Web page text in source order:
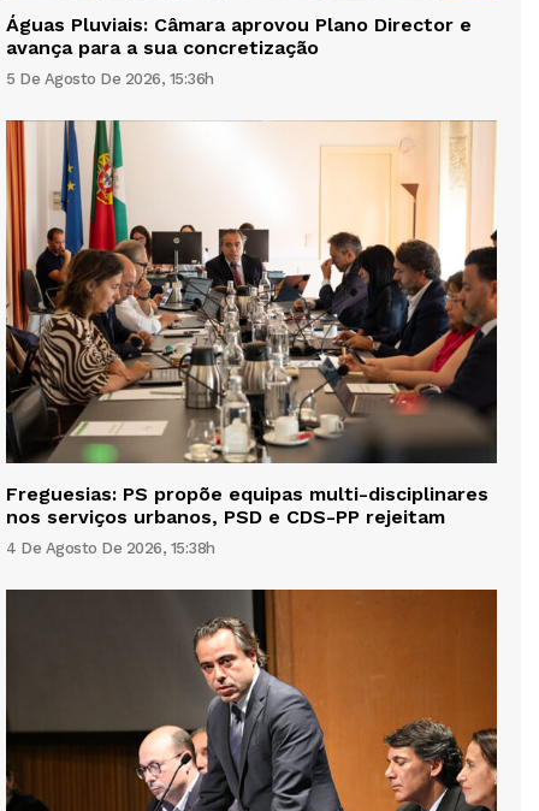
Águas Pluviais: Câmara aprovou Plano Director e
avança para a sua concretização
5 De Agosto De 2026, 15:36h
Freguesias: PS propõe equipas multi-disciplinares
nos serviços urbanos, PSD e CDS-PP rejeitam
4 De Agosto De 2026, 15:38h